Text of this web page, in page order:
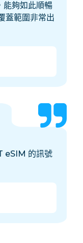
能夠如此順暢
蓋範圍非常出
eSIM 的訊號